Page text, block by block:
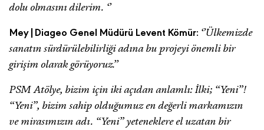
dolu olmasını dilerim. ‘’
Mey|Diageo Genel Müdürü Levent Kömür: ‘’Ülkemizde
sanatın sürdürülebilirliği adına bu projeyi önemli bir
girişim olarak görüyoruz.’’
PSM Atölye, bizim için iki açıdan anlamlı: İlki; “Yeni”!
“Yeni”, bizim sahip olduğumuz en değerli markamızın
ve mirasımızın adı. “Yeni” yeteneklere el uzatan bir